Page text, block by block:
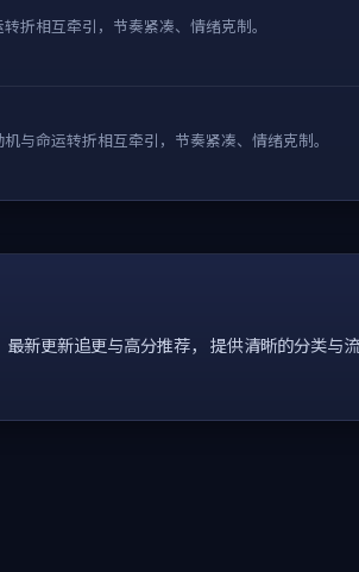
折相互牵引，节奏紧凑、情绪克制。
命运转折相互牵引，节奏紧凑、情绪克制。
新更新追更与高分推荐， 提供清晰的分类与